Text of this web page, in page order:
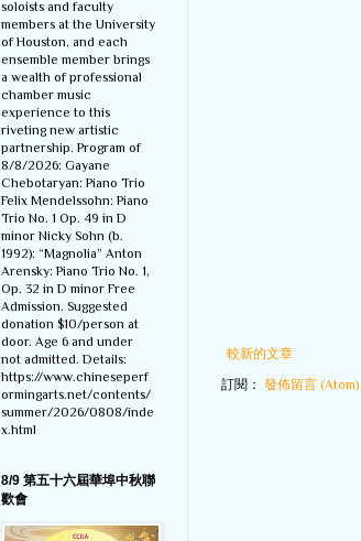
較新的文章
訂閱： 發佈留言 (Atom)
soloists and faculty
members at the University
of Houston, and each
ensemble member brings
a wealth of professional
chamber music
experience to this
riveting new artistic
partnership. Program of
8/8/2026: Gayane
Chebotaryan: Piano Trio
Felix Mendelssohn: Piano
Trio No. 1 Op. 49 in D
minor Nicky Sohn (b.
1992): “Magnolia” Anton
Arensky: Piano Trio No. 1,
Op. 32 in D minor Free
Admission. Suggested
donation $10/person at
door. Age 6 and under
not admitted. Details:
https://www.chineseperf
ormingarts.net/contents/
summer/2026/0808/inde
x.html
8/9 第五十六屆華埠中秋聯
歡會